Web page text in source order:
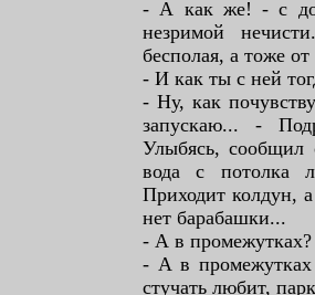
- А как же! - с
незримой
бесполая, а тоже
- И как ты с ней
- Ну, как
запускаю... -
Улыбясь,
вода с потолка
Приходит колдун,
нет барабашки...
- А в промежутках?
- А в промежутках
стучать любит,